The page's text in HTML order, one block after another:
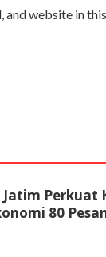
and website in
Jatim Perkuat
80